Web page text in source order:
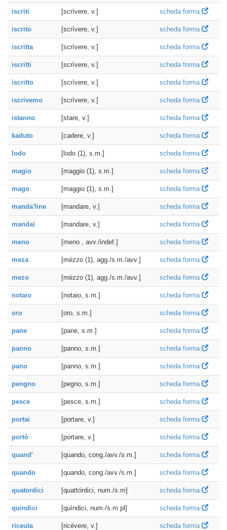
iscriti [scrìvere, v.] scheda forma
iscrito [scrìvere, v.] scheda forma
iscritta [scrìvere, v.] scheda forma
iscritti [scrìvere, v.] scheda forma
iscritto [scrìvere, v.] scheda forma
iscrivemo [scrìvere, v.] scheda forma
istanno [stare, v.] scheda forma
kaduto [cadere, v.] scheda forma
lodo [lodo (1), s.m.] scheda forma
magio [maggio (1), s.m.] scheda forma
mago [maggio (1), s.m.] scheda forma
manda'line [mandare, v.] scheda forma
mandai [mandare, v.] scheda forma
meno [meno , avv./indef.] scheda forma
meza [mèzzo (1), agg./s.m./avv.] scheda forma
mezo [mèzzo (1), agg./s.m./avv.] scheda forma
notaio [notaio, s.m.] scheda forma
oro [oro, s.m.] scheda forma
pane [pane, s.m.] scheda forma
panno [panno, s.m.] scheda forma
pano [panno, s.m.] scheda forma
pengno [pegno, s.m.] scheda forma
pesce [pesce, s.m.] scheda forma
portai [portare, v.] scheda forma
portò [portare, v.] scheda forma
quand' [quando, cong./avv./s.m.] scheda forma
quando [quando, cong./avv./s.m.] scheda forma
quatordici [quattórdici, num./s.m] scheda forma
quindici [quìndici, num./s.m.pl] scheda forma
riceuta [ricévere, v.] scheda forma